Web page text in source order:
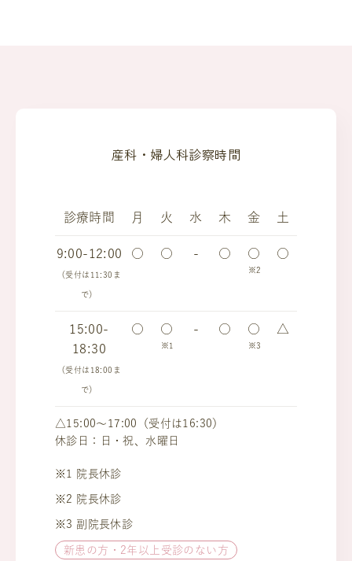
産科・婦人科診察時間
診療時間 月 火 水 木 金 土
9:00-12:00
（受付は11:30ま
で）
○ ○ - ○ ○
※2
○
15:00-
18:30
（受付は18:00ま
で）
○ ○
※1
- ○ ○
※3
△
△15:00～17:00（受付は16:30）
休診日：日・祝、水曜日
※1 院長休診
※2 院長休診
※3 副院長休診
新患の方・2年以上受診のない方